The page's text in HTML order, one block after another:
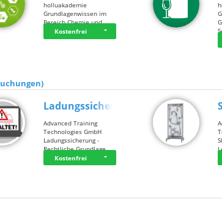
holluakademie
Grundlagenwissen im
Bereich Chemie und …
Kostenfrei
Ladungssicherung
Advanced Training
Technologies GmbH
Ladungssicherung -
Rechtliche Grundlage…
Kostenfrei